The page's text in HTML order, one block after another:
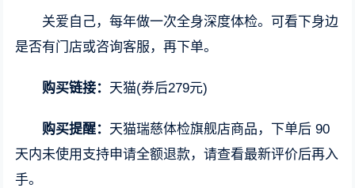
关爱自己，每年做一次全身深度体检。可看下身边
是否有门店或咨询客服，再下单。
购买链接： 天猫(券后279元)
购买提醒： 天猫瑞慈体检旗舰店商品，下单后 90
天内未使用支持申请全额退款，请查看最新评价后再入
手。